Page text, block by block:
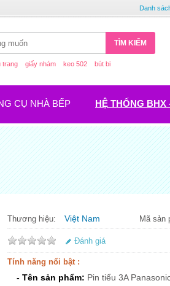
Danh
TÌM KIẾM
trang giấy nhám keo 502 bút bi
CỤ NHÀ BẾP HỆ THỐNG
Thương hiệu: Việt Nam Mã sản
Đánh giá
Tính năng nổi bật :
- Tên sản phẩm: Pin tiểu 3A